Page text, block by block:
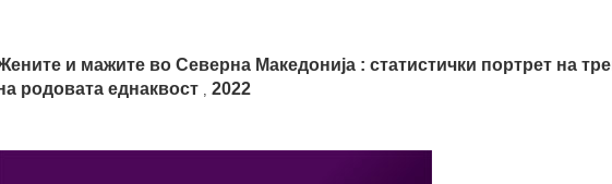
и мажите во Северна Македонија : статистички портрет на
родовата еднаквост , 2022